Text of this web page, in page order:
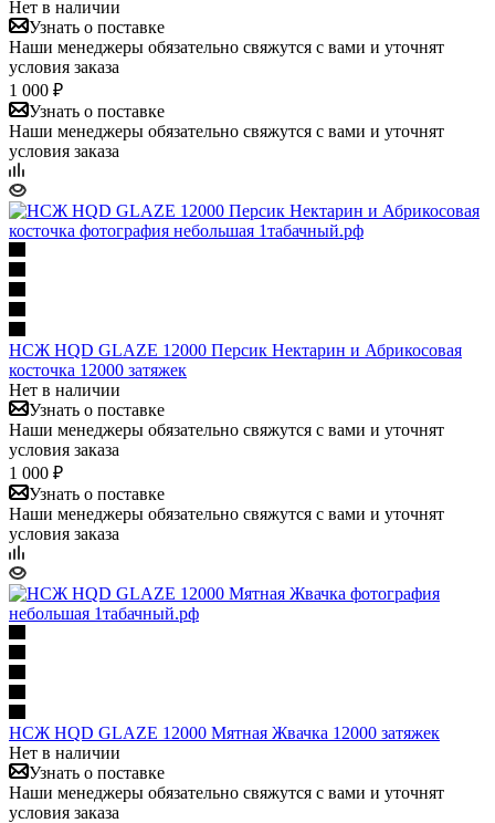
Нет в наличии
Узнать о поставке
Наши менеджеры обязательно свяжутся с вами и уточнят
условия заказа
1 000 ₽
Узнать о поставке
Наши менеджеры обязательно свяжутся с вами и уточнят
условия заказа
НСЖ HQD GLAZE 12000 Персик Нектарин и Абрикосовая
косточка 12000 затяжек
Нет в наличии
Узнать о поставке
Наши менеджеры обязательно свяжутся с вами и уточнят
условия заказа
1 000 ₽
Узнать о поставке
Наши менеджеры обязательно свяжутся с вами и уточнят
условия заказа
НСЖ HQD GLAZE 12000 Мятная Жвачка 12000 затяжек
Нет в наличии
Узнать о поставке
Наши менеджеры обязательно свяжутся с вами и уточнят
условия заказа